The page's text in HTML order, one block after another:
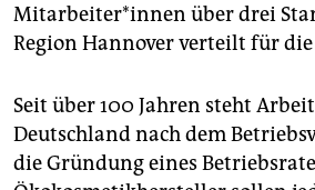
Mit­ar­bei­te­r*in­nen über drei
Region Hannover verteilt für
Seit über 100 Jahren steht
Deutschland nach dem
die Gründung eines